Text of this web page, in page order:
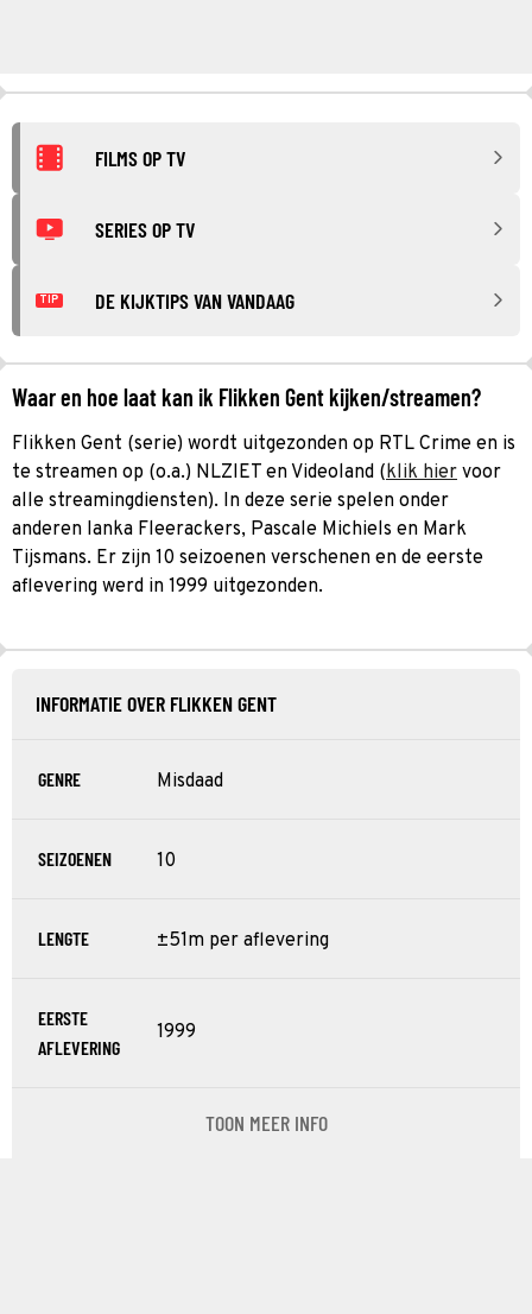
FILMS OP TV
SERIES OP TV
TIP DE KIJKTIPS VAN VANDAAG
Waar en hoe laat kan ik Flikken Gent kijken/streamen?
Flikken Gent (serie) wordt uitgezonden op RTL Crime en is
te streamen op (o.a.) NLZIET en Videoland (klik hier voor
alle streamingdiensten). In deze serie spelen onder
anderen Ianka Fleerackers, Pascale Michiels en Mark
Tijsmans. Er zijn 10 seizoenen verschenen en de eerste
aflevering werd in 1999 uitgezonden.
INFORMATIE OVER FLIKKEN GENT
GENRE Misdaad
SEIZOENEN 10
LENGTE ±51m per aflevering
EERSTE
AFLEVERING
1999
TOON MEER INFO